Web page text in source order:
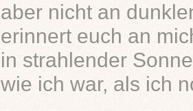
aber nicht an
erinnert euch an
in strahlender
wie ich war, als ich